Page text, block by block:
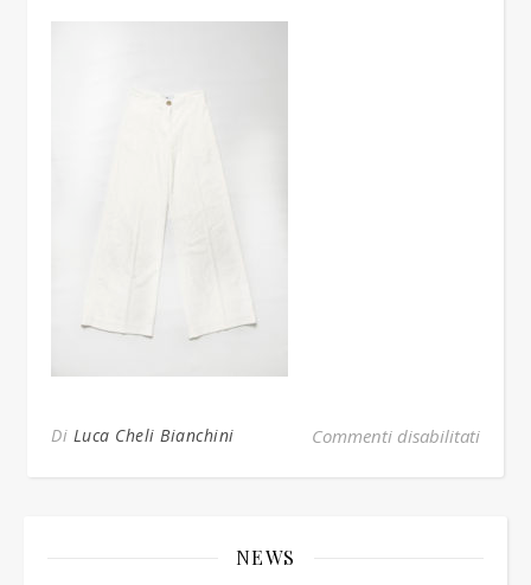
Di Luca Cheli Bianchini Commenti disabilitatisu
NEWS